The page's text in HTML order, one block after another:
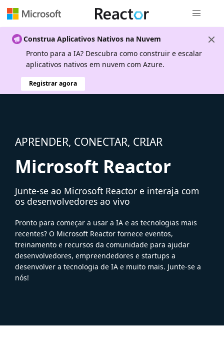
Construa Aplicativos Nativos na Nuvem
Pronto para a IA? Descubra como construir e escalar
aplicativos nativos em nuvem com Azure.
Registrar agora
APRENDER, CONECTAR, CRIAR
Microsoft Reactor
Junte-se ao Microsoft Reactor e interaja com
os desenvolvedores ao vivo
Pronto para começar a usar a IA e as tecnologias mais
recentes? O Microsoft Reactor fornece eventos,
treinamento e recursos da comunidade para ajudar
desenvolvedores, empreendedores e startups a
desenvolver a tecnologia de IA e muito mais. Junte-se a
nós!